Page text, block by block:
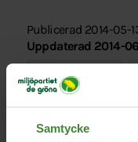
Samtycke
Publicerad 2014-05-
Uppdaterad 2014-
Kvinnovåld